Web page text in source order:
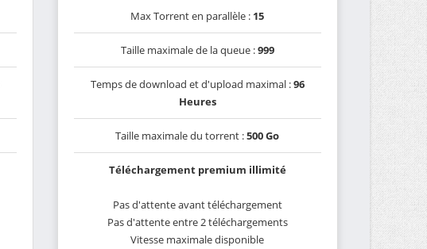
Max Torrent en parallèle : 15
Taille maximale de la queue :999
Temps de download et d'upload maximal :96
Heures
Taille maximale du torrent :500 Go
Téléchargement premium illimité
Pas d'attente avant téléchargement
Pas d'attente entre 2 téléchargements
Vitesse maximale disponible